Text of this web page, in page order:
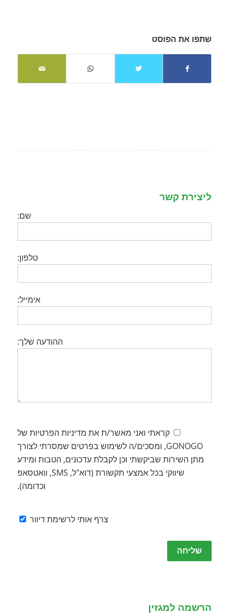
שתפו את הפוסט
ליצירת קשר
שם:
טלפון:
אימייל:
ההודעה שלך:
קראתי ואני מאשר/ת את מדיניות הפרטיות של
GONOGO, ומסכים/ה לשימוש בפרטים שמסרתי לצורך
מתן השירות שביקשתי וכן לקבלת עדכונים, הטבות ומידע
שיווקי בכל אמצעי תקשורת (דוא"ל, SMS, וואטסאפ
וכדומה).
צרף אותי לרשימת דיוור
Please
leave
הרשמה למגזין